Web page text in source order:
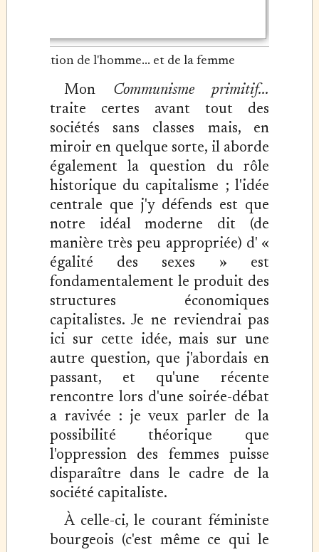
L'évolution de l'homme... et de la femme
Mon Communisme primitif...
traite certes avant tout des
sociétés sans classes mais, en
miroir en quelque sorte, il aborde
également la question du rôle
historique du capitalisme ; l'idée
centrale que j'y défends est que
notre idéal moderne dit (de
manière très peu appropriée) d' «
égalité des sexes » est
fondamentalement le produit des
structures économiques
capitalistes. Je ne reviendrai pas
ici sur cette idée, mais sur une
autre question, que j'abordais en
passant, et qu'une récente
rencontre lors d'une soirée-débat
a ravivée : je veux parler de la
possibilité théorique que
l'oppression des femmes puisse
disparaître dans le cadre de la
société capitaliste.
À celle-ci, le courant féministe
bourgeois (c'est même ce qui le